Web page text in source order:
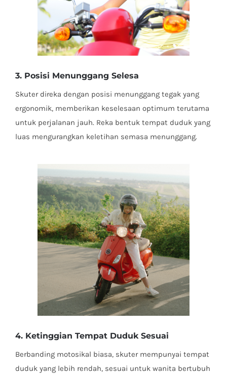
3. Posisi Menunggang Selesa
Skuter direka dengan posisi menunggang tegak yang
ergonomik, memberikan keselesaan optimum terutama
untuk perjalanan jauh. Reka bentuk tempat duduk yang
luas mengurangkan keletihan semasa menunggang.
4. Ketinggian Tempat Duduk Sesuai
Berbanding motosikal biasa, skuter mempunyai tempat
duduk yang lebih rendah, sesuai untuk wanita bertubuh